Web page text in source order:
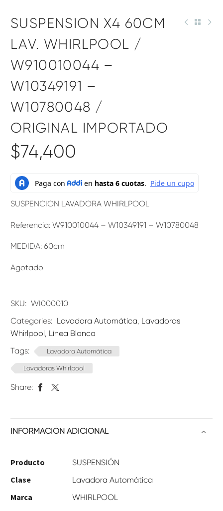
SUSPENSION X4 60CM
LAV. WHIRLPOOL /
W910010044 –
W10349191 –
W10780048 /
ORIGINAL IMPORTADO
$74,400
SUSPENCION LAVADORA WHIRLPOOL
Referencia: W910010044 – W10349191 – W10780048
MEDIDA: 60cm
Agotado
SKU: WI000010
Categories: Lavadora Automática, Lavadoras
Whirlpool, Línea Blanca
Tags:
Lavadora Automática
Lavadoras Whirlpool
Share:
INFORMACIÓN ADICIONAL
Producto SUSPENSIÓN
Clase Lavadora Automática
Marca WHIRLPOOL